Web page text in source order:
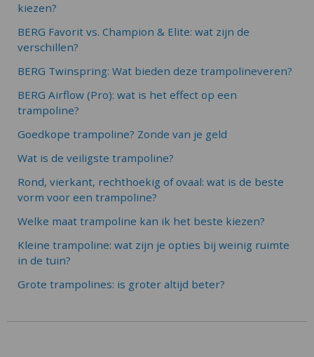
kiezen?
BERG Favorit vs. Champion & Elite: wat zijn de
verschillen?
BERG Twinspring: Wat bieden deze trampolineveren?
BERG Airflow (Pro): wat is het effect op een
trampoline?
Goedkope trampoline? Zonde van je geld
Wat is de veiligste trampoline?
Rond, vierkant, rechthoekig of ovaal: wat is de beste
vorm voor een trampoline?
Welke maat trampoline kan ik het beste kiezen?
Kleine trampoline: wat zijn je opties bij weinig ruimte
in de tuin?
Grote trampolines: is groter altijd beter?